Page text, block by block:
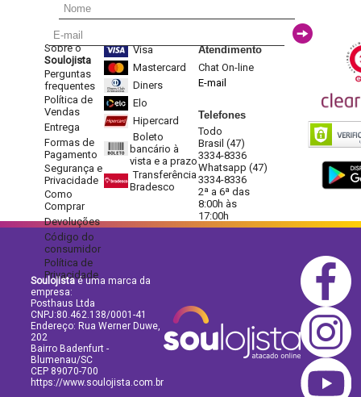
Sobre o
Soulojista
Perguntas
frequentes
Política de
Vendas
Entrega
Formas de
Pagamento
Segurança e
Privacidade
Como
Comprar
Devoluções
Código do
consumidor
Política de
Privacidade
Visa
Mastercard
Diners
Elo
Hipercard
Boleto
bancário à
vista e a prazo
Transferência
Bradesco
Atendimento
Chat On-line
E-mail
Telefones
Todo
Brasil (47)
3334-8336
Whatsapp (47)
3334-8336
2ª a 6ª das
8:00h às
17:00h
Soulojistaé uma marca da
empresa:
Posthaus Ltda
CNPJ:80.462.138/0001-41
Endereço: Rua Werner Duwe,
202
Bairro Badenfurt -
Blumenau/SC
CEP 89070-700
https://www.soulojista.com.br